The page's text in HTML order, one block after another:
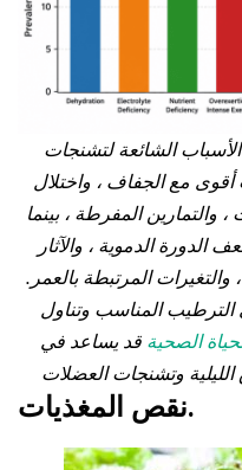
الشائعة لتشنجات
أقوى مع الجفاف ، واختلال
والتمارين المفرطة ، بينما
الدموية ، والآثار
والتغيرات المرتبطة بالعمر.
الترطيب المناسب وتناول
الصحية قد يساعد في
نقص المغذيات.